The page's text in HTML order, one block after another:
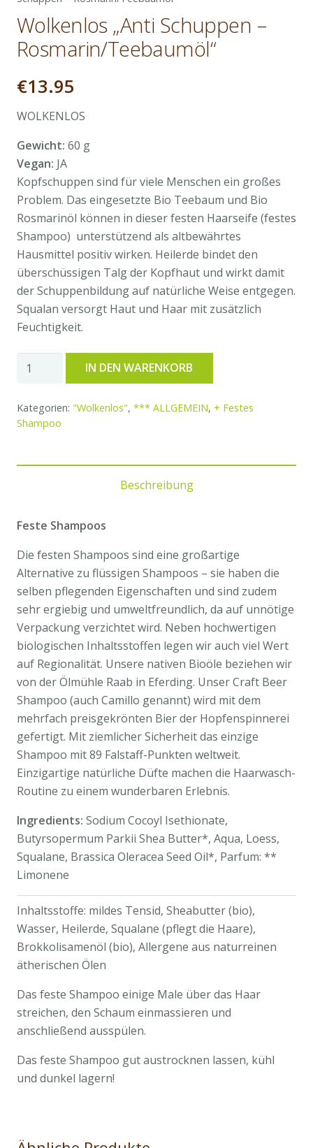
Wolkenlos „Anti Schuppen –
Rosmarin/Teebaumöl“
€13.95
WOLKENLOS
Gewicht: 60 g
Vegan: JA
Kopfschuppen sind für viele Menschen ein großes
Problem. Das eingesetzte Bio Teebaum und Bio
Rosmarinöl können in dieser festen Haarseife (festes
Shampoo) unterstützend als altbewährtes
Hausmittel positiv wirken. Heilerde bindet den
überschüssigen Talg der Kopfhaut und wirkt damit
der Schuppenbildung auf natürliche Weise entgegen.
Squalan versorgt Haut und Haar mit zusätzlich
Feuchtigkeit.
Wolkenlos
-
Rosmarin/Teebaumöl"
IN DEN WARENKORB
Kategorien: "Wolkenlos", *** ALLGEMEIN, + Festes
Shampoo
Beschreibung
Feste Shampoos
Die festen Shampoos sind eine großartige
Alternative zu flüssigen Shampoos – sie haben die
selben pflegenden Eigenschaften und sind zudem
sehr ergiebig und umweltfreundlich, da auf unnötige
Verpackung verzichtet wird. Neben hochwertigen
biologischen Inhaltsstoffen legen wir auch viel Wert
auf Regionalität. Unsere nativen Bioöle beziehen wir
von der Ölmühle Raab in Eferding. Unser Craft Beer
Shampoo (auch Camillo genannt) wird mit dem
mehrfach preisgekrönten Bier der Hopfenspinnerei
gefertigt. Mit ziemlicher Sicherheit das einzige
Shampoo mit 89 Falstaff-Punkten weltweit.
Einzigartige natürliche Düfte machen die Haarwasch-
Routine zu einem wunderbaren Erlebnis.
Ingredients: Sodium Cocoyl Isethionate,
Butyrsopermum Parkii Shea Butter*, Aqua, Loess,
Squalane, Brassica Oleracea Seed Oil*, Parfum: **
Limonene
Inhaltsstoffe: mildes Tensid, Sheabutter (bio),
Wasser, Heilerde, Squalane (pflegt die Haare),
Brokkolisamenöl (bio), Allergene aus naturreinen
ätherischen Ölen
Das feste Shampoo einige Male über das Haar
streichen, den Schaum einmassieren und
anschließend ausspülen.
Das feste Shampoo gut austrocknen lassen, kühl
und dunkel lagern!